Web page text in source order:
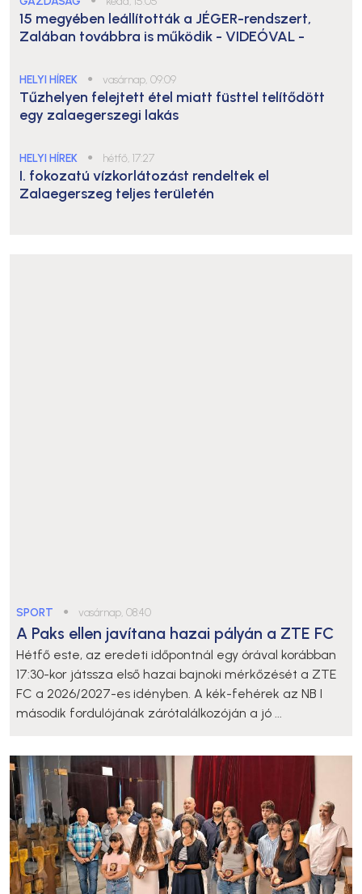
15 megyében leállították a JÉGER-rendszert,
Zalában továbbra is működik - VIDEÓVAL -
HELYI HÍREK ● vasárnap, 09:09
Tűzhelyen felejtett étel miatt füsttel telítődött
egy zalaegerszegi lakás
HELYI HÍREK ● hétfő, 17:27
I. fokozatú vízkorlátozást rendeltek el
Zalaegerszeg teljes területén
SPORT ● vasárnap, 08:40
A Paks ellen javítana hazai pályán a ZTE FC
Hétfő este, az eredeti időpontnál egy órával korábban
17:30-kor játssza első hazai bajnoki mérkőzését a ZTE
FC a 2026/2027-es idényben. A kék-fehérek az NB I
második fordulójának zárótalálkozóján a jó ...